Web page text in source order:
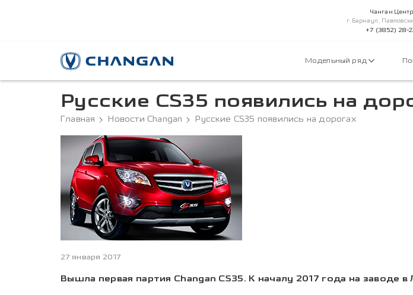
Чанган
г.Барнаул,
+7 (3852) 28-
Модельный ряд
Русские CS35 появились на
Главная Новости Changan Русские CS35 появились на дорогах
27 января 2017
Вышла первая партия Changan CS35. К началу 2017 года на заводе